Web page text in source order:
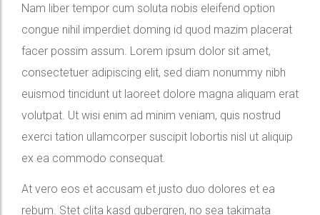
Nam liber tempor cum soluta nobis eleifend option
congue nihil imperdiet doming id quod mazim placerat
facer possim assum. Lorem ipsum dolor sit amet,
consectetuer adipiscing elit, sed diam nonummy nibh
euismod tincidunt ut laoreet dolore magna aliquam erat
volutpat. Ut wisi enim ad minim veniam, quis nostrud
exerci tation ullamcorper suscipit lobortis nisl ut aliquip
ex ea commodo consequat.
At vero eos et accusam et justo duo dolores et ea
rebum. Stet clita kasd gubergren, no sea takimata